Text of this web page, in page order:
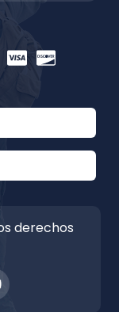
derechos